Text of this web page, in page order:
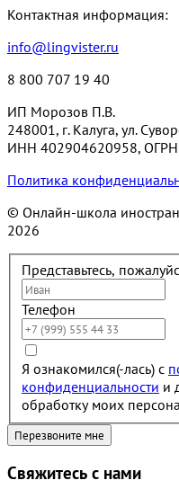
Контактная информация:
info@lingvister.ru
8 800 707 19 40
ИП Морозов П.В.
248001, г. Калуга, ул.
ИНН 402904620958,
Политика
© Онлайн-школа
2026
Представьтесь,
Телефон
Я ознакомился(-лась) с
конфиденциальности и
обработку моих
Свяжитесь с нами